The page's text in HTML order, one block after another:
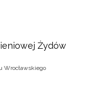
Żydów
Wrocławskiego